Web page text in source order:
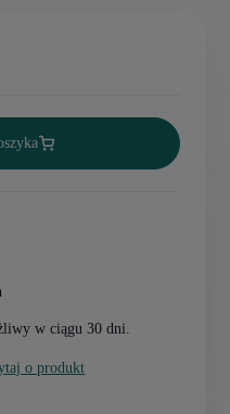
w ciągu 30 dni.
o produkt